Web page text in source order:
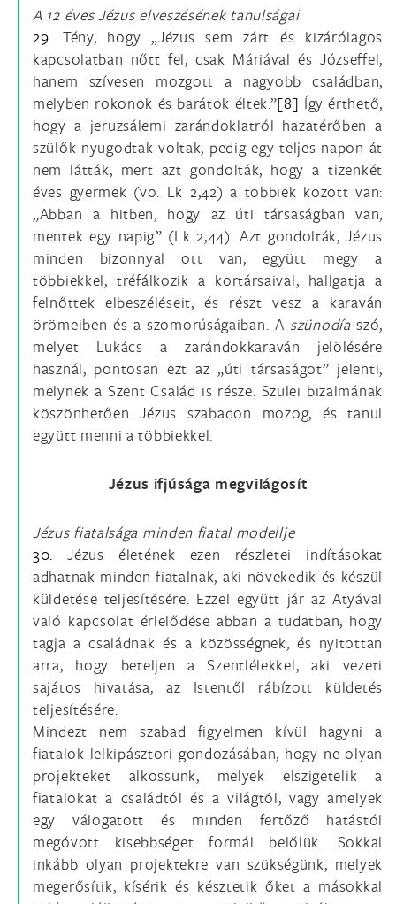
A 12 éves Jézus elveszésének tanulságai
29. Tény, hogy „Jézus sem zárt és kizárólagos
kapcsolatban nőtt fel, csak Máriával és Józseffel,
hanem szívesen mozgott a nagyobb családban,
melyben rokonok és barátok éltek.”[8] Így érthető,
hogy a jeruzsálemi zarándoklatról hazatérőben a
szülők nyugodtak voltak, pedig egy teljes napon át
nem látták, mert azt gondolták, hogy a tizenkét
éves gyermek (vö. Lk 2,42) a többiek között van:
„Abban a hitben, hogy az úti társaságban van,
mentek egy napig” (Lk 2,44). Azt gondolták, Jézus
minden bizonnyal ott van, együtt megy a
többiekkel, tréfálkozik a kortársaival, hallgatja a
felnőttek elbeszéléseit, és részt vesz a karaván
örömeiben és a szomorúságaiban. A szünodíaszó,
melyet Lukács a zarándokkaraván jelölésére
használ, pontosan ezt az „úti társaságot” jelenti,
melynek a Szent Család is része. Szülei bizalmának
köszönhetően Jézus szabadon mozog, és tanul
együtt menni a többiekkel.
Jézus ifjúsága megvilágosít
Jézus fiatalsága minden fiatal modellje
30. Jézus életének ezen részletei indításokat
adhatnak minden fiatalnak, aki növekedik és készül
küldetése teljesítésére. Ezzel együtt jár az Atyával
való kapcsolat érlelődése abban a tudatban, hogy
tagja a családnak és a közösségnek, és nyitottan
arra, hogy beteljen a Szentlélekkel, aki vezeti
sajátos hivatása, az Istentől rábízott küldetés
teljesítésére.
Mindezt nem szabad figyelmen kívül hagyni a
fiatalok lelkipásztori gondozásában, hogy ne olyan
projekteket alkossunk, melyek elszigetelik a
fiatalokat a családtól és a világtól, vagy amelyek
egy válogatott és minden fertőző hatástól
megóvott kisebbséget formál belőlük. Sokkal
inkább olyan projektekre van szükségünk, melyek
megerősítik, kísérik és késztetik őket a másokkal